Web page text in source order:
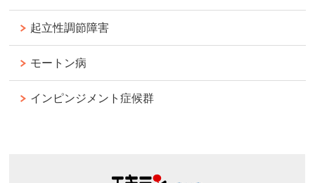
起立性調節障害
モートン病
インピンジメント症候群